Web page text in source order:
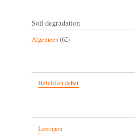
Soil degradation
Algemeen(62)
Beleid en debat
Lezingen